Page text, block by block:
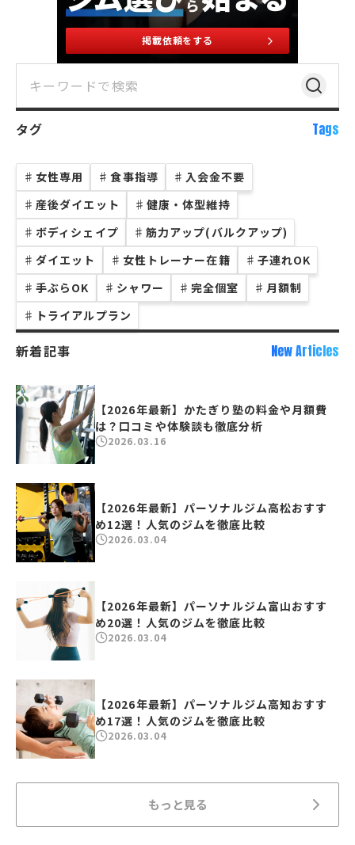
掲載依頼をする
タグ Tags
♯ 女性専用 ♯ 食事指導 ♯ 入会金不要
♯ 産後ダイエット ♯ 健康・体型維持
♯ ボディシェイプ ♯ 筋力アップ(バルクアップ)
♯ ダイエット ♯ 女性トレーナー在籍 ♯ 子連れOK
♯ 手ぶらOK ♯ シャワー ♯ 完全個室 ♯ 月額制
♯ トライアルプラン
新着記事 New Articles
【2026年最新】かたぎり塾の料金や月額費
は？口コミや体験談も徹底分析
2026.03.16
【2026年最新】パーソナルジム高松おすす
め12選！人気のジムを徹底比較
2026.03.04
【2026年最新】パーソナルジム富山おすす
め20選！人気のジムを徹底比較
2026.03.04
【2026年最新】パーソナルジム高知おすす
め17選！人気のジムを徹底比較
2026.03.04
もっと見る